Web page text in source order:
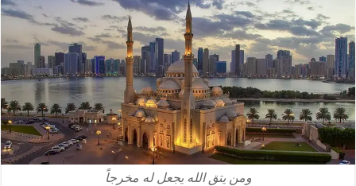
ومن يتق الله يجعل له مخرجاً